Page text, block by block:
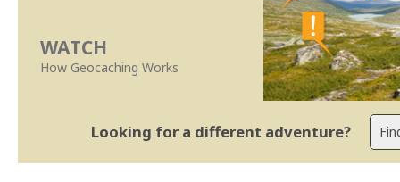
WATCH
How Geocaching Works
Looking for a different adventure?